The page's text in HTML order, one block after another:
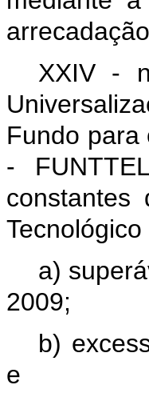
XXIV -
Fundo para
-
constantes
a)
2009;
b)
e